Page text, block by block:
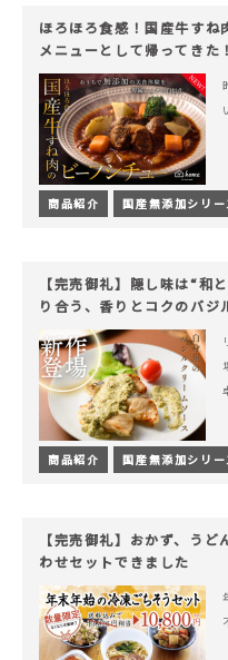
ほろほろ食感！国産牛すね
メニューとして帰ってきた！
商品紹介 国産無添加シリー
【完売御礼】隠し味は“和
り合う、香りとコクのバジ
商品紹介 国産無添加シリー
【完売御礼】おかず、う
わせセットできました